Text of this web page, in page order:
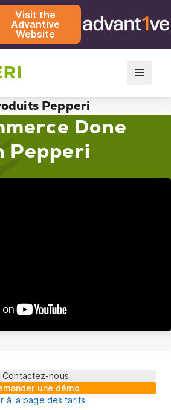
Visit the
Advantive
Website
Pepperi
Done
Pepperi
Contactez-nous
une démo
à la page des tarifs